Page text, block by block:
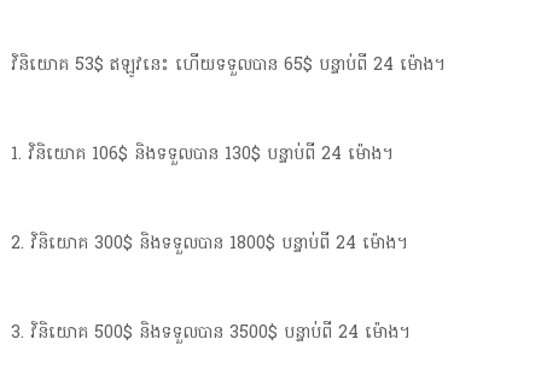
វិនិយោគ 53$ ឥឡូវនេះ ហើយទទួលបាន 65$ បន្ទាប់ពី 24 ម៉ោង។
1. វិនិយោគ 106$ និងទទួលបាន 130$ បន្ទាប់ពី 24 ម៉ោង។
2. វិនិយោគ 300$ និងទទួលបាន 1800$ បន្ទាប់ពី 24 ម៉ោង។
3. វិនិយោគ 500$ និងទទួលបាន 3500$ បន្ទាប់ពី 24 ម៉ោង។